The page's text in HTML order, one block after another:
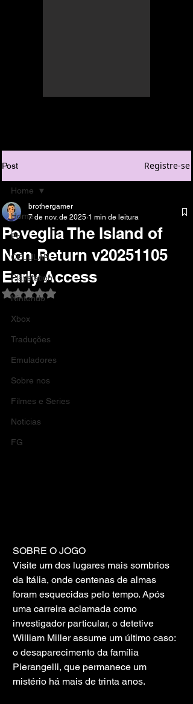
Post Registre-se
Home
Pc
CELULAR
Playstation
Nintendo
Xbox
Traduções
Emuladores
Sobre nos
Filmes e Series
Noticias
FG
Home
Poveglia The Island of
Non Return v20251105
Early Access
brothergamer
7 de nov. de 2025 1 min de leitura
Avaliado com NaN de 5 estrelas.
SOBRE O JOGO
Visite um dos lugares mais sombrios
da Itália, onde centenas de almas
foram esquecidas pelo tempo. Após
uma carreira aclamada como
investigador particular, o detetive
William Miller assume um último caso:
o desaparecimento da família
Pierangelli, que permanece um
mistério há mais de trinta anos.